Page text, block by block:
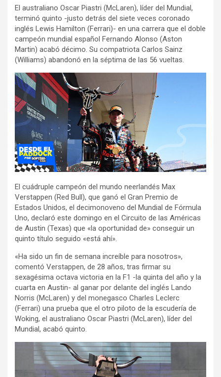
El australiano Oscar Piastri (McLaren), líder del Mundial,
terminó quinto -justo detrás del siete veces coronado
inglés Lewis Hamilton (Ferrari)- en una carrera que el doble
campeón mundial español Fernando Alonso (Aston
Martin) acabó décimo. Su compatriota Carlos Sainz
(Williams) abandonó en la séptima de las 56 vueltas.
El cuádruple campeón del mundo neerlandés Max
Verstappen (Red Bull), que ganó el Gran Premio de
Estados Unidos, el decimonoveno del Mundial de Fórmula
Uno, declaró este domingo en el Circuito de las Américas
de Austin (Texas) que «la oportunidad de» conseguir un
quinto título seguido «está ahí».
«Ha sido un fin de semana increíble para nosotros»,
comentó Verstappen, de 28 años, tras firmar su
sexagésima octava victoria en la F1 -la quinta del año y la
cuarta en Austin- al ganar por delante del inglés Lando
Norris (McLaren) y del monegasco Charles Leclerc
(Ferrari) una prueba que el otro piloto de la escudería de
Woking, el australiano Oscar Piastri (McLaren), líder del
Mundial, acabó quinto.